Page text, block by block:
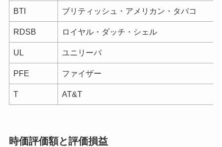
BTI ブリティッシュ・アメリカン・タバコ
RDSB ロイヤル・ダッチ・シェル
UL ユニリーバ
PFE ファイザー
T AT&T
時価評価額と評価損益